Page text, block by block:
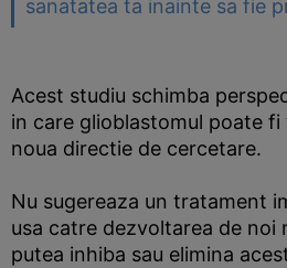
sanatatea ta inainte sa fie
Acest studiu schimba
in care glioblastomul poate
noua directie de cercetare.
Nu sugereaza un tratament
usa catre dezvoltarea de noi
putea inhiba sau elimina